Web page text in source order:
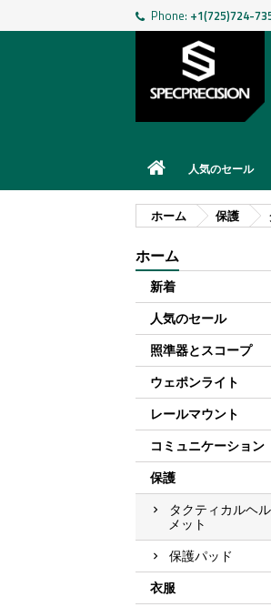
Phone: +1(725)724-
人気のセール
ホーム 保護
ホーム
新着
人気のセール
照準器とスコープ
ウェポンライト
レールマウント
コミュニケーション
保護
タクティカルヘル
メット
保護パッド
衣服